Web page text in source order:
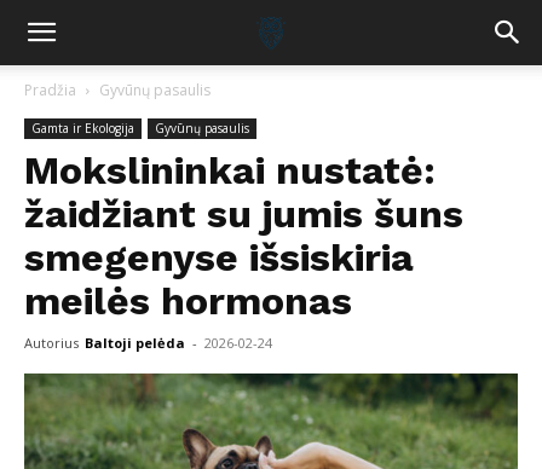
Pradžia Gyvūnų pasaulis
Gamta ir Ekologija Gyvūnų pasaulis
Mokslininkai nustatė:
žaidžiant su jumis šuns
smegenyse išsiskiria
meilės hormonas
Autorius Baltoji pelėda - 2026-02-24